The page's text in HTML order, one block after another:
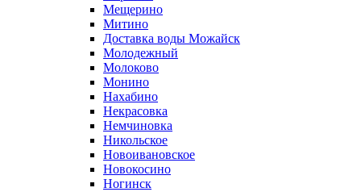
Мещерино
Митино
Доставка воды Можайск
Молодежный
Молоково
Монино
Нахабино
Некрасовка
Немчиновка
Никольское
Новоивановское
Новокосино
Ногинск